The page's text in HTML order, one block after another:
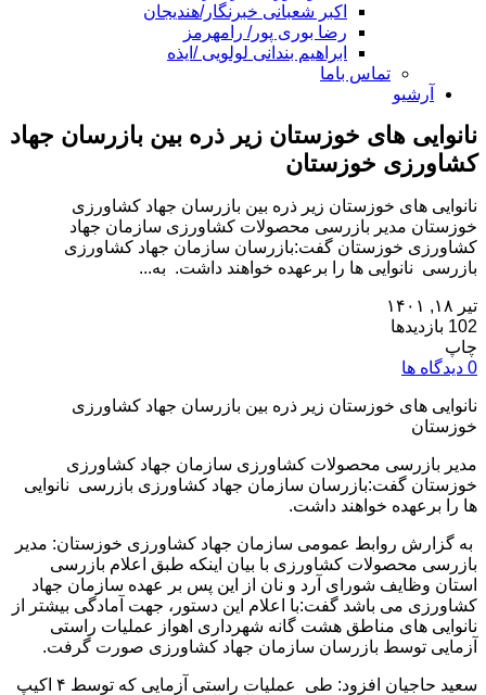
اکبر شعبانی خبرنگار/هندیجان
رضا بوری پور/ رامهرمز
ابراهیم بندانی لولویی /ایذه
تماس باما
آرشیو
نانوایی های خوزستان زیر ذره بین بازرسان جهاد
کشاورزی خوزستان
نانوایی های خوزستان زیر ذره بین بازرسان جهاد کشاورزی
خوزستان مدیر بازرسی محصولات کشاورزی سازمان جهاد
کشاورزی خوزستان گفت:بازرسان سازمان جهاد کشاورزی
بازرسی نانوایی ها را برعهده خواهند داشت. به...
تیر ۱۸, ۱۴۰۱
102 بازدیدها
چاپ
0 دیدگاه ها
نانوایی های خوزستان زیر ذره بین بازرسان جهاد کشاورزی
خوزستان
مدیر بازرسی محصولات کشاورزی سازمان جهاد کشاورزی
خوزستان گفت:بازرسان سازمان جهاد کشاورزی بازرسی نانوایی
ها را برعهده خواهند داشت.
به گزارش روابط عمومی سازمان جهاد کشاورزی خوزستان: مدیر
بازرسی محصولات کشاورزی با بیان اینکه طبق اعلام بازرسی
استان وظایف شورای آرد و نان از این پس بر عهده سازمان جهاد
کشاورزی می باشد گفت:با اعلام این دستور، جهت آمادگی بیشتر از
نانوایی های مناطق هشت گانه شهرداری اهواز عملیات راستی
آزمایی توسط بازرسان سازمان جهاد کشاورزی صورت گرفت.
سعید حاجیان افزود: طی عملیات راستی آزمایی که توسط ۴ اکیپ